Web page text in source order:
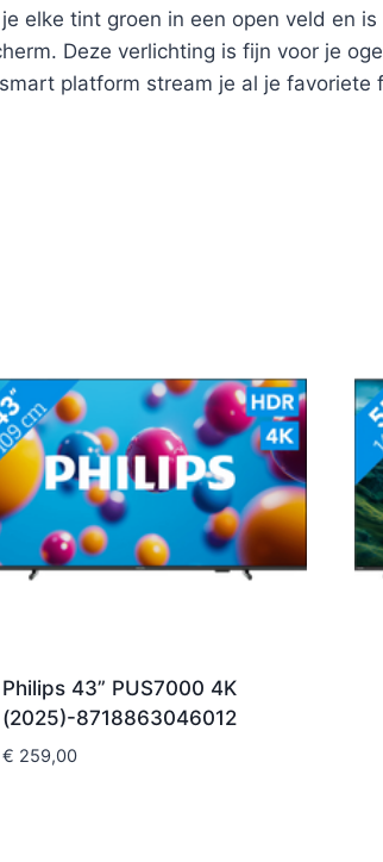
elke tint groen in een open veld
Deze verlichting is fijn voor je
platform stream je al je
Philips 43” PUS7000 4K
(2025)-8718863046012
€ 259,00